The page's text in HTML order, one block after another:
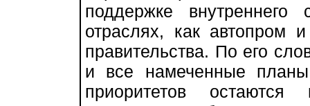
поддержке
отраслях, как автопром
правительства. По его
и все намеченные
приоритетов